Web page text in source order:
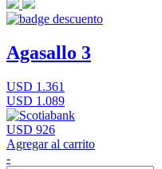
Agasallo 3
USD 1.361
USD 1.089
USD 926
Agregar al carrito
-